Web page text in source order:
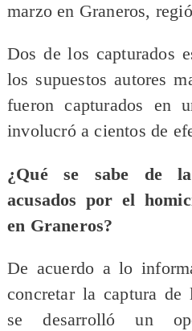
marzo en Graneros,
Dos de los capturados
los supuestos autores
fueron capturados en
involucró a cientos de
¿Qué se sabe de
acusados por el
en Graneros?
De acuerdo a lo
concretar la captura de
se desarrolló un